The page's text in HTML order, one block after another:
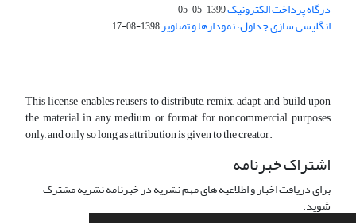
درگاه پرداخت الکترونیک1399-05-05
انگلیسی سازی جداول، نمودارها و تصاویر1398-08-17
This license enables reusers to distribute, remix, adapt, and build upon
the material in any medium or format for noncommercial purposes
only, and only so long as attribution is given to the creator.
اشتراک خبرنامه
برای دریافت اخبار و اطلاعیه های مهم نشریه در خبرنامه نشریه مشترک
شوید.